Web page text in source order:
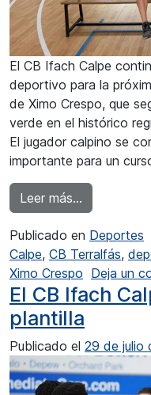
El CB Ifach Calpe
deportivo para la
de Ximo Crespo, que
verde en el histórico
El jugador calpino se
importante para un
Leer más…
Publicado en Deportes
Calpe, CB Terralfás,
Ximo Crespo Deja un
El CB Ifach
plantilla
Publicado el 29 de julio